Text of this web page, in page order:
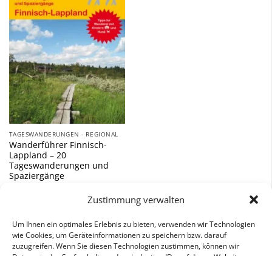
Zustimmung verwalten
Um Ihnen ein optimales Erlebnis zu bieten, verwenden wir Technologien
wie Cookies, um Geräteinformationen zu speichern bzw. darauf
zuzugreifen. Wenn Sie diesen Technologien zustimmen, können wir
hinzufügen
TAGESWANDERUNGEN - REGIONAL
Wanderführer Finnisch-
Lappland – 20
Tageswanderungen und
Spaziergänge